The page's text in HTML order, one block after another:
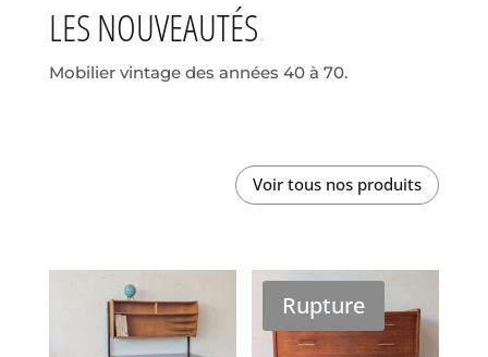
LES NOUVEAUTÉS
Mobilier vintage des années 40 à 70.
Voir tous nos produits
Rupture